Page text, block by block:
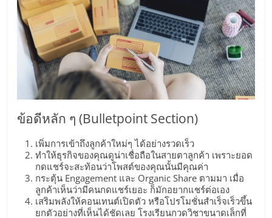
ศูนย์
รวม
แฟ
รน
ไชส์
พร้อม
ข้อดีหลัก ๆ (Bulletpoint Section)
เพิ่มการเข้าถึงลูกค้าใหม่ๆ ได้อย่างรวดเร็ว
ทำให้ธุรกิจของคุณดูน่าเชื่อถือในสายตาลูกค้า เพราะยอด
กดแชร์จะสะท้อนว่าโพสต์ของคุณนั้นมีคุณค่า
กระตุ้น Engagement และ Organic Share ตามมา เมื่อ
ลูกค้าเห็นว่ามีคนกดแชร์เยอะ ก็มักอยากแชร์ต่อเอง
เสริมพลังให้คอนเทนต์เปิดตัว หรือโปรโมชั่นสำเร็จเร็วขึ้น
ยกตัวอย่างที่เห็นได้ชัดเลย โรงเรียนกวดวิชาขนาดเล็กที่